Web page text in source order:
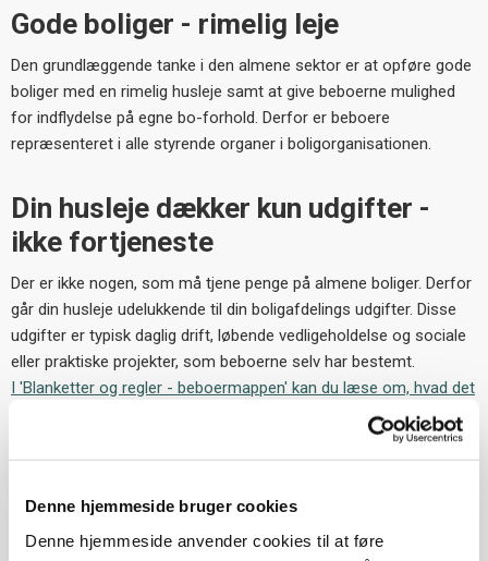
Denne hjemmeside bruger cookies
Denne hjemmeside anvender cookies til at føre
Gode boliger - rimelig leje
Den grundlæggende tanke i den almene sektor er at opføre gode
boliger med en rimelig husleje samt at give beboerne mulighed
for indflydelse på egne bo-forhold. Derfor er beboere
repræsenteret i alle styrende organer i boligorganisationen.
Din husleje dækker kun udgifter -
ikke fortjeneste
Der er ikke nogen, som må tjene penge på almene boliger. Derfor
går din husleje udelukkende til din boligafdelings udgifter. Disse
udgifter er typisk daglig drift, løbende vedligeholdelse og sociale
eller praktiske projekter, som beboerne selv har bestemt.
I 'Blanketter og regler - beboermappen' kan du læse om, hvad det
Find svar på spørgsmål i 'Hjælp og kontakt til boligsøgende'
I BO-VEST findes der både familie-, ældre- og ungdomsboliger.